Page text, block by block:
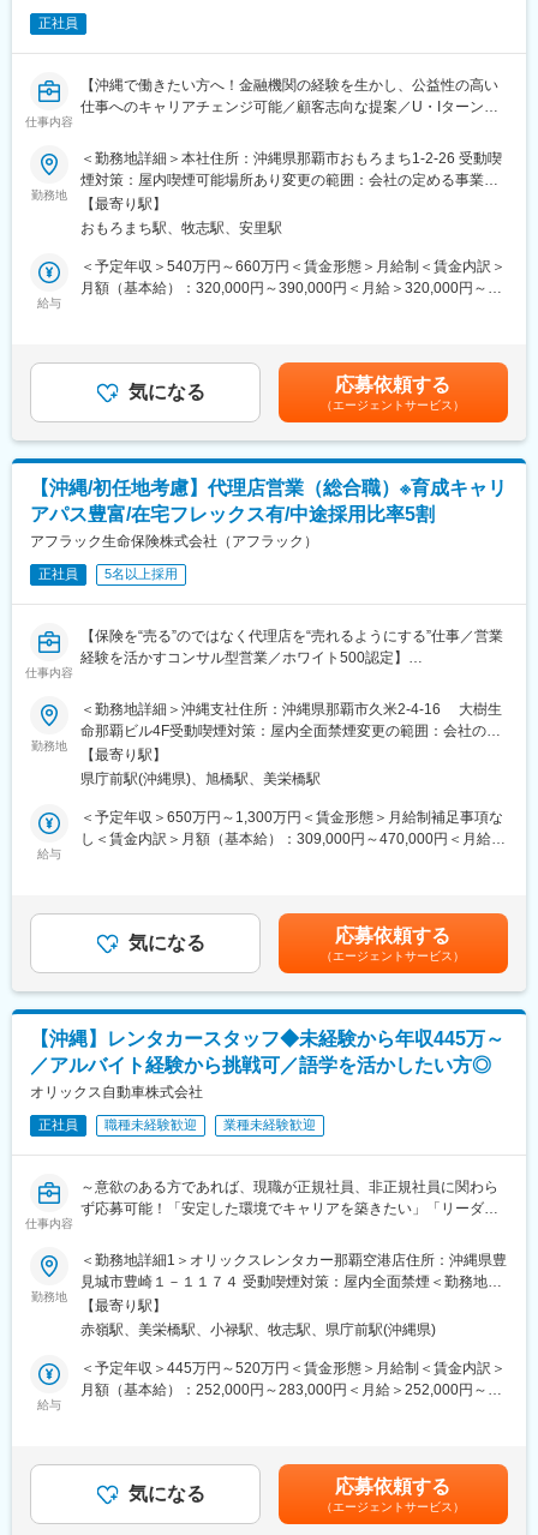
10時：販売戦略ミーティング
11時：代理店との商談（1）
12時：ランチ
13時：データ分析、提案資料の作成
15時：代理店との商談（2）
17時：帰社、事務作業、翌日の準備
■研修制度
入社後は全体研修の後、支社配属となり、商談同行や、資料作成
のサポートからお任せします。中途入社社員も早期に馴染めるよ
OJT/カルチャーの伝承/人間関係構築をサポートします。
「行動評価」は給与改定に反映されます。
賞与は年に3回あり、6月、12月賞与は固定ですが、3月の短期業
績賞与は全社業績と個人業績で変動します。
賞与の総支給月数は、およそ7.2～8.5か月となります。
■働き方
在宅勤務からのリモート会議（担当代理店次第）やフレックス制
度、直行直帰も可です。転居の有無にかかわらず、3～5年に一度
転勤の可能性がございます。
チャレンジできる制度が整っています。実際に代理店営業から広
報や商品開発、ITシステム、契約サービス部門など幅広い部門へ
変更の範囲：会社の定める業務（会社が出向を指示した場合は出
向先の定める業務となります）
正社員
仕事内容
【沖縄で働きたい方へ！金融機関の経験を生かし、公益性の高い
仕事へのキャリアチェンジ可能／顧客志向な提案／U・Iターン歓
も充実で長期就業が叶う】
◆沖縄県のみを対象とする総合政策金融機関／金融の視点で地域
経済・産業の成長を支える
◆沖縄へのUIターン歓迎：赴任に伴う移転費用の会社負担、社
宅・家賃補助制度あり◎
◆産前産後休暇、看護休暇、時短勤務制度などライフイベントが
○貸付及び回収業務等
└産業開発資金／中小企業資金／生業・教育・恩給担保資金／住
宅資金／農林漁業資金／医療資金及び生活衛生資金
○新事業創出促進出資（ベンチャー企業等への出資）
■業務詳細：
＜民間資金の量的・質的補完＞
沖縄公庫は多額の初期投資を必要とし、投資回収に長期を要する
各種インフラ整備や大型プロジェクトを資金面から支援してお
り、資金調達が困難な小規模事業者や創業間もない企業、将来の
事業見通しの予測が難しいベンチャー企業に対しては、最適な金
融支援策を提供することで、民間資金を補完する役割を果たして
います。
＜セーフティネット機能＞
景気変動や社会的・経済的環境の変化等の影響を受ける事業者に
対し、沖縄公庫はセーフティネットとしての役割を果たしていま
す。自然災害や社会的・経済的環境の激変時などに対応した「特
応しています。
独立行政法人福祉医療機構（福祉貸付を除く）の3機関に相当する
業務に加え、沖縄の地域的な政策課題に応える独自制度、地域開
発や事業再生を支援する出資及び新事業創出促進出資を一元的に
取り扱っています。
変更の範囲：会社の定める業務
勤務地
＜勤務地詳細＞本社住所：沖縄県那覇市おもろまち1-2-26 受動喫
煙対策：屋内喫煙可能場所あり変更の範囲：会社の定める事業所
（リモートワーク含む）
【最寄り駅】
おもろまち駅、牧志駅、安里駅
給与
＜予定年収＞540万円～660万円＜賃金形態＞月給制＜賃金内訳＞
月額（基本給）：320,000円～390,000円＜月給＞320,000円～
当は除外）を基準に算出（賞与を含む）※条件を満たす場合は、別
途諸手当を支給。※年齢と経験等により異なります。賃金はあくま
でも目安の金額であり、選考を通じて上下する可能性がありま
す。月給(月額)は固定手当を含めた表記です。
気になる 応募依頼する
（エージェントサービス）
【沖縄/初任地考慮】代理店営業（総合職）※育成キャリ
アパス豊富/在宅フレックス有/中途採用比率5割
アフラック生命保険株式会社（アフラック）
正社員 5名以上採用
仕事内容
【保険を“売る”のではなく代理店を“売れるようにする”仕事／営業
経験を活かすコンサル型営業／ホワイト500認定】
全国8000店以上の販売代理店や提携金融機関がお客様により良い
保険提案ができるよう、販売促進や経営課題解決のためのコンサ
ルティング営業を行います。
■業務詳細
・販売戦略の立案
・商品勉強会や各種研修、販売方法指導
■最先端の営業支援システム
2023年12月に生成AIを活用した業務支援ツール「Aflac Assist」が
を模索し続けています。
■1日の流れ
9時：朝礼、チーム内での事例共有など
10時：販売戦略ミーティング
11時：代理店との商談（1）
12時：ランチ
13時：データ分析、提案資料の作成
15時：代理店との商談（2）
17時：帰社、事務作業、翌日の準備
■研修制度
入社後は全体研修の後、支社配属となり、商談同行や、資料作成
のサポートからお任せします。中途入社社員も早期に馴染めるよ
OJT/カルチャーの伝承/人間関係構築をサポートします。
「行動評価」は給与改定に反映されます。
賞与は年に3回あり、6月、12月賞与は固定ですが、3月の短期業
績賞与は全社業績と個人業績で変動します。
勤務地
＜勤務地詳細＞沖縄支社住所：沖縄県那覇市久米2-4-16 大樹生
命那覇ビル4F受動喫煙対策：屋内全面禁煙変更の範囲：会社の定
める事業所（リモートワーク含む）
【最寄り駅】
県庁前駅(沖縄県)、旭橋駅、美栄橋駅
給与
＜予定年収＞650万円～1,300万円＜賃金形態＞月給制補足事項な
し＜賃金内訳＞月額（基本給）：309,000円～470,000円＜月給＞
です。※転居を伴う場合、別途転勤手当（4万円～6万円/月）と住
宅補助（例：6万円/月までの9割会社負担）の支給がございます。
賃金はあくまでも目安の金額であり、選考を通じて上下する可能
性があります。月給(月額)は固定手当を含めた表記です。
気になる 応募依頼する
（エージェントサービス）
【沖縄】レンタカースタッフ◆未経験から年収445万～
／アルバイト経験から挑戦可／語学を活かしたい方◎
オリックス自動車株式会社
正社員 職種未経験歓迎 業種未経験歓迎
仕事内容
～意欲のある方であれば、現職が正規社員、非正規社員に関わら
ず応募可能！「安定した環境でキャリアを築きたい」「リーダー
■募集背景
沖縄県内の直営レンタカー店舗運営を統括する店長候補を募集い
たします。
将来的には、複数店舗を統括するエリアマネジャーへのキャリア
アップも可能です。
があります。また、個人の利用に留まらず、法人の利用も多いオ
リックスレンタカーだからこそ、法人のお客様への営業活動にも
力を入れています。沖縄の地域特性より、キャンプ期間中のプロ
勤務地
＜勤務地詳細1＞オリックスレンタカー那覇空港店住所：沖縄県豊
見城市豊崎１－１１７４ 受動喫煙対策：屋内全面禁煙＜勤務地詳
細2＞オリックスレンタカー美栄橋店住所：沖縄県那覇市牧志2-
17-10 受動喫煙対策：屋内全面禁煙変更の範囲：会社の定める事
【最寄り駅】
赤嶺駅、美栄橋駅、小禄駅、牧志駅、県庁前駅(沖縄県)
給与
＜予定年収＞445万円～520万円＜賃金形態＞月給制＜賃金内訳＞
月額（基本給）：252,000円～283,000円＜月給＞252,000円～
安の金額であり、選考を通じて上下する可能性があります。月給
(月額)は固定手当を含めた表記です。
気になる 応募依頼する
（エージェントサービス）